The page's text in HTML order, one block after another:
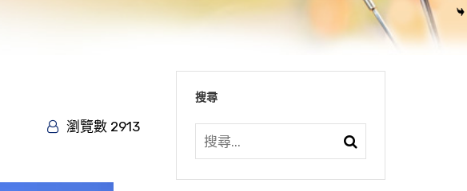
瀏覽數 2913
搜尋